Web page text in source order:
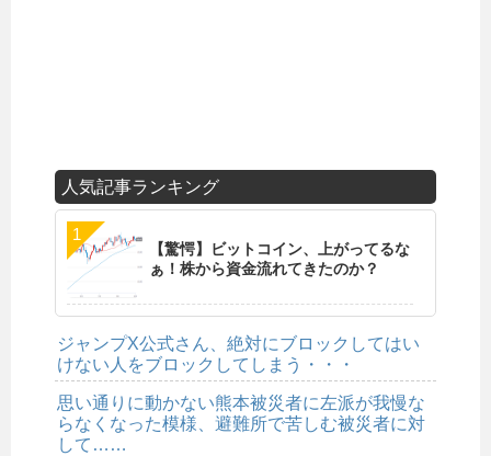
人気記事ランキング
【驚愕】ビットコイン、上がってるな
ぁ！株から資金流れてきたのか？
ジャンプX公式さん、絶対にブロックしてはい
けない人をブロックしてしまう・・・
思い通りに動かない熊本被災者に左派が我慢な
らなくなった模様、避難所で苦しむ被災者に対
して……